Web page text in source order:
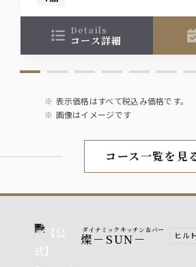
ノンアルコール
ノンアルコールビアテイスト飲料オ
供いたします。
※8月8日～8月16日までの限定プ
details
コース詳細
表示価格はすべて税込み価格です。
画像はイメージです
コース一覧を見
ダイナミックキッチン＆バー
燦－SUN－ ヒル